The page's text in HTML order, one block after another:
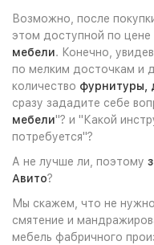
Возможно, после
этом доступной по цене
мебели. Конечно,
по мелким досточкам и
количество фурнитуры,
сразу зададите себе
мебели"? и "Какой
потребуется"?
А не лучше ли, поэтому
Авито?
Мы скажем, что не
смятение и
мебель фабричного